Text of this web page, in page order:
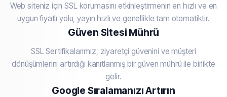
Web siteniz için SSL korumasını etkinleştirmenin en hızlı ve en
uygun fiyatlı yolu, yayın hızlı ve genellikle tam otomatiktir.
Güven Sitesi Mührü
SSL Sertifikalarımız, ziyaretçi güvenini ve müşteri
dönüşümlerini artırdığı kanıtlanmış bir güven mührü ile birlikte
gelir.
Google Sıralamanızı Artırın